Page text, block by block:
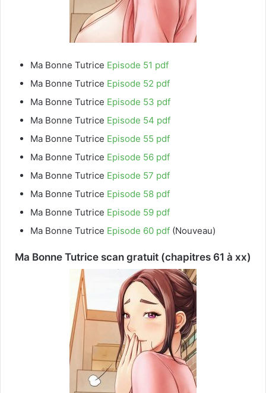
Ma Bonne Tutrice Episode 51 pdf
Ma Bonne Tutrice Episode 52 pdf
Ma Bonne Tutrice Episode 53 pdf
Ma Bonne Tutrice Episode 54 pdf
Ma Bonne Tutrice Episode 55 pdf
Ma Bonne Tutrice Episode 56 pdf
Ma Bonne Tutrice Episode 57 pdf
Ma Bonne Tutrice Episode 58 pdf
Ma Bonne Tutrice Episode 59 pdf
Ma Bonne Tutrice Episode 60 pdf (Nouveau)
Ma Bonne Tutrice scan gratuit (chapitres 61 à xx)